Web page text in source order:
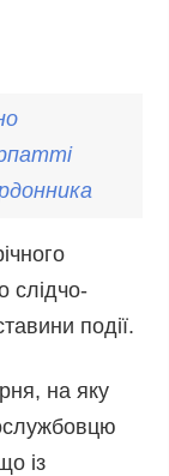
слідчо-
події.
на яку
із